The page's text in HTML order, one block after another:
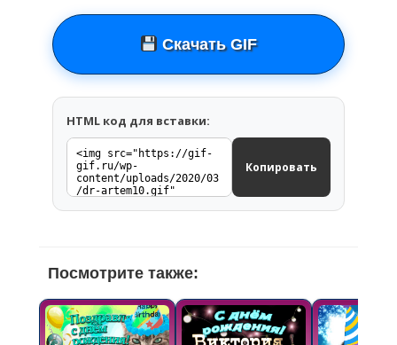
Скачать GIF
HTML код для вставки:
Копировать
Посмотрите также: